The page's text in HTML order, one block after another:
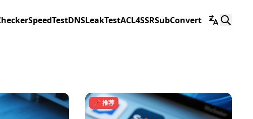
SpeedTestDNSLeakTestACL4SSRSubConvert
📌 推荐